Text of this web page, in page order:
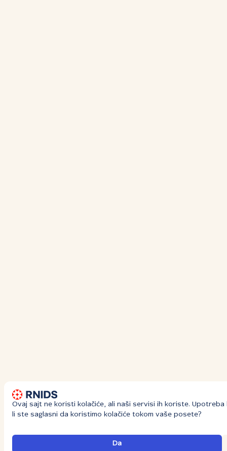
Ovaj sajt ne koristi kolačiće, ali naši servisi ih koriste. Upotreba
li ste saglasni da koristimo kolačiće tokom vaše posete?
Da